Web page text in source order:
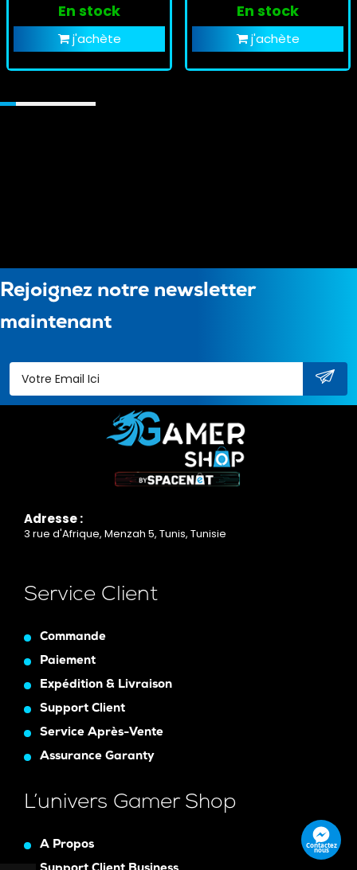
En stock
j'achète
En stock
j'achète
Rejoignez notre newsletter
maintenant
Adresse :
3 rue d'Afrique, Menzah 5, Tunis, Tunisie
Service Client
Commande
Paiement
Expédition & Livraison
Support Client
Service Après-Vente
Assurance Garanty
L’univers Gamer Shop
A Propos
Contactez
nous